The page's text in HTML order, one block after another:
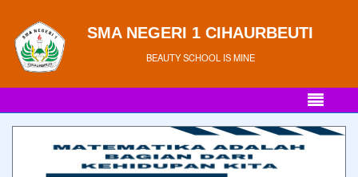
SMA NEGERI 1 CIHAURBEUTI
BEAUTY SCHOOL IS MINE